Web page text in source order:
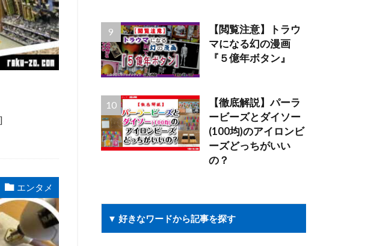
エンタメ
【閲覧注意】トラウ
マになる幻の漫画
『５億年ボタン』
【徹底解説】パーラ
ービーズとダイソー
(100均)のアイロンビ
ーズどっちがいい
の？
▼ 好きなワードから記事を探す